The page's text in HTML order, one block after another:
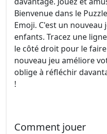
Bienvenue dans le
Emoji. C'est un
enfants. Tracez une
le côté droit pour le
nouveau jeu améliore
oblige à réfléchir
!
Comment jouer